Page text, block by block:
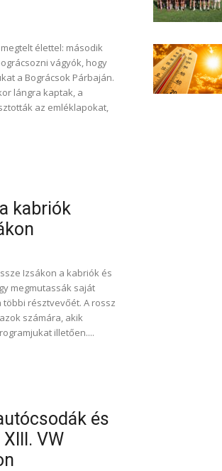
élettel: második
vágyók, hogy
a Bográcsok Párbaján.
lángra kaptak, a
az emléklapokat,
kabriók
Izsákon a kabriók és
megmutassák saját
résztvevőét. A rossz
számára, akik
illetően....
és
VW